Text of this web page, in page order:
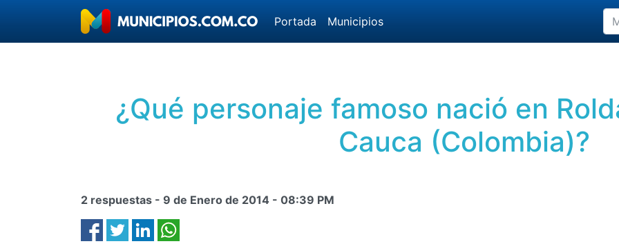
Portada Municipios
¿Qué personaje famoso nació en
Cauca (Colombia)?
2 respuestas - 9 de Enero de 2014 - 08:39 PM